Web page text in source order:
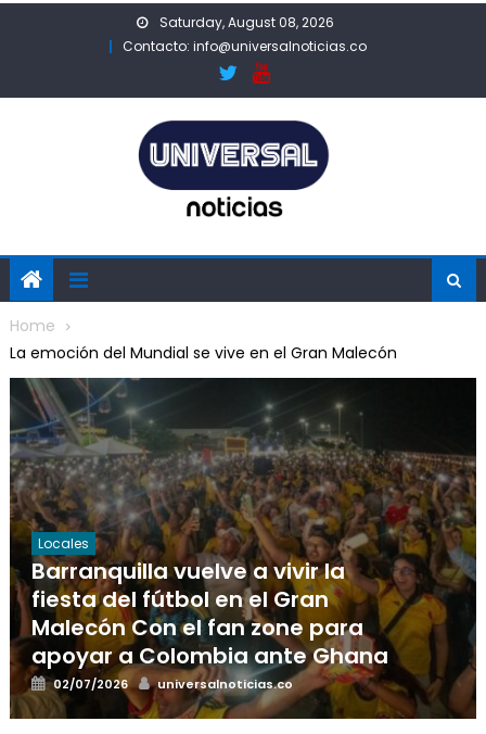
Saturday, August 08, 2026
Contacto: info@universalnoticias.co
Home
La emoción del Mundial se vive en el Gran Malecón
Locales
Barranquilla vuelve a vivir la
fiesta del fútbol en el Gran
Malecón Con el fan zone para
apoyar a Colombia ante Ghana
Posted
on
02/07/2026 Author
universalnoticias.co